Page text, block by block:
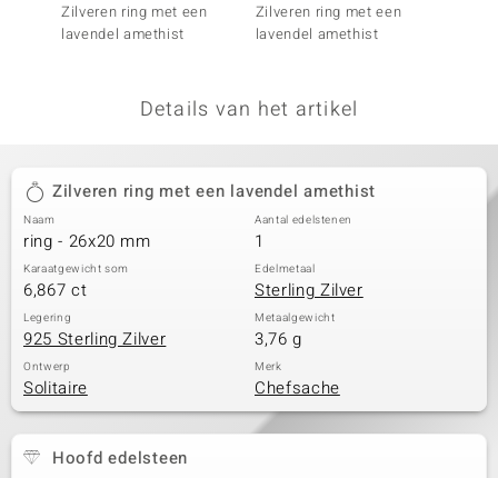
Zilveren ring met een
lavendel amethist
Zilveren ring met een
lavendel amethist
Details van het artikel
Zilveren ring met een lavendel amethist
Naam
ring - 26x20 mm
Aantal edelstenen
1
Karaatgewicht som
6,867 ct
Edelmetaal
Sterling Zilver
Legering
925 Sterling Zilver
Metaalgewicht
3,76 g
Ontwerp
Solitaire
Merk
Chefsache
Hoofd edelsteen